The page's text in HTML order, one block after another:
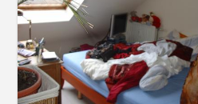
Praktische Informatie
Huur:440 €
Kosten: 60 €
Duur:12 maanden
Domiciliëring: Nee